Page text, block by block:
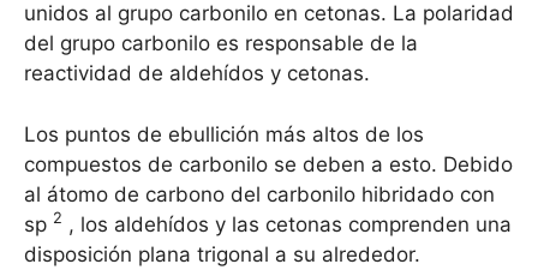
unidos al grupo carbonilo en cetonas. La polaridad
del grupo carbonilo es responsable de la
reactividad de aldehídos y cetonas.
Los puntos de ebullición más altos de los
compuestos de carbonilo se deben a esto. Debido
al átomo de carbono del carbonilo hibridado con
sp 2 , los aldehídos y las cetonas comprenden una
disposición plana trigonal a su alrededor.